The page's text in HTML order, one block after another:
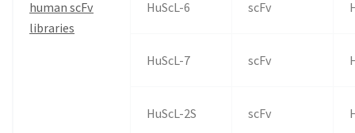
human scFv
libraries
HuScL-6 scFv
HuScL-7 scFv
HuScL-2S scFv